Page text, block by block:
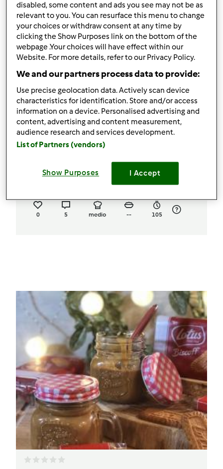
RAVIOLI GALLURESI (Puligioni)
0 5 medio -- 105
disabled, some content and ads you see may not be as
relevant to you. You can resurface this menu to change
your choices or withdraw consent at any time by
clicking the Show Purposes link on the bottom of the
webpage .Your choices will have effect within our
Website. For more details, refer to our Privacy Policy.
We and our partners process data to provide:
Use precise geolocation data. Actively scan device
characteristics for identification. Store and/or access
information on a device. Personalised advertising and
content, advertising and content measurement,
audience research and services development.
List of Partners (vendors)
Show Purposes I Accept